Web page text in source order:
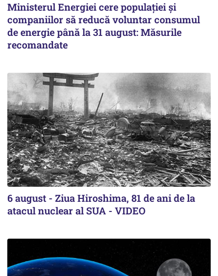
Ministerul Energiei cere populației și
companiilor să reducă voluntar consumul
de energie până la 31 august: Măsurile
recomandate
6 august - Ziua Hiroshima, 81 de ani de la
atacul nuclear al SUA - VIDEO